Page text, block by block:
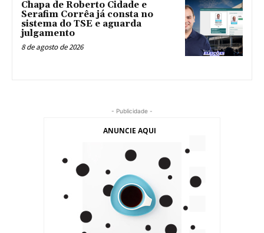
Chapa de Roberto Cidade e
Serafim Corrêa já consta no
sistema do TSE e aguarda
julgamento
8 de agosto de 2026
- Publicidade -